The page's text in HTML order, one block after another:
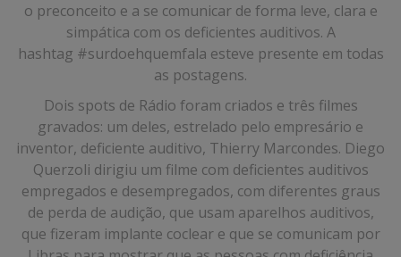
o preconceito e a se comunicar de forma leve, clara e
simpática com os deficientes auditivos. A
hashtag #surdoehquemfala esteve presente em todas
as postagens.
Dois spots de Rádio foram criados e três filmes
gravados: um deles, estrelado pelo empresário e
inventor, deficiente auditivo, Thierry Marcondes. Diego
Querzoli dirigiu um filme com deficientes auditivos
empregados e desempregados, com diferentes graus
de perda de audição, que usam aparelhos auditivos,
que fizeram implante coclear e que se comunicam por